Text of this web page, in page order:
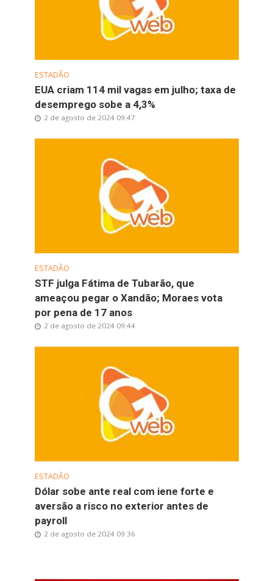
ESTADÃO
EUA criam 114 mil vagas em julho; taxa de
desemprego sobe a 4,3%
2 de agosto de 2024 09:47
ESTADÃO
STF julga Fátima de Tubarão, que
ameaçou pegar o Xandão; Moraes vota
por pena de 17 anos
2 de agosto de 2024 09:44
ESTADÃO
Dólar sobe ante real com iene forte e
aversão a risco no exterior antes de
payroll
2 de agosto de 2024 09:36